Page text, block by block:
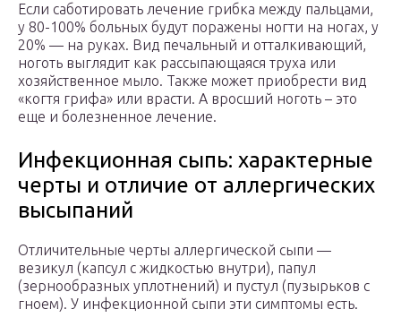
Если саботировать лечение грибка между пальцами,
у 80-100% больных будут поражены ногти на ногах, у
20% — на руках. Вид печальный и отталкивающий,
ноготь выглядит как рассыпающаяся труха или
хозяйственное мыло. Также может приобрести вид
«когтя грифа» или врасти. А вросший ноготь – это
еще и болезненное лечение.
Инфекционная сыпь: характерные
черты и отличие от аллергических
высыпаний
Отличительные черты аллергической сыпи —
везикул (капсул с жидкостью внутри), папул
(зернообразных уплотнений) и пустул (пузырьков с
гноем). У инфекционной сыпи эти симптомы есть.